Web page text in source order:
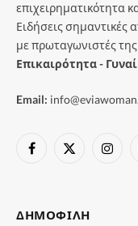
επιχειρηματικότητα
Ειδήσεις σημαντικές
με πρωταγωνιστές
Επικαιρότητα -
Email:
Facebook
X
ΔΗΜΟΦΙΛΉ